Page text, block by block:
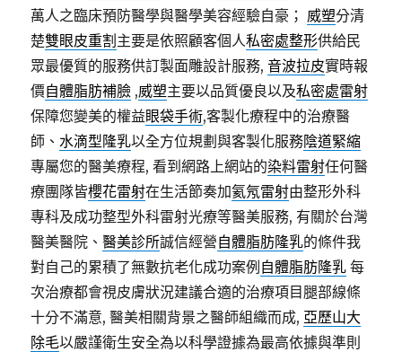
萬人之臨床預防醫學與醫學美容經驗自豪； 威塑分清
楚雙眼皮重割 主要是依照顧客個人私密處整形供給民
眾最優質的服務供訂製面雕設計服務,音波拉皮實時報
價自體脂肪補臉 ,威塑主要以品質優良以及私密處雷射
保障您變美的權益眼袋手術,客製化療程中的治療醫
師、水滴型隆乳以全方位規劃與客製化服務陰道緊縮
專屬您的醫美療程, 看到網路上網站的染料雷射任何醫
療團隊皆櫻花雷射在生活節奏加氦氖雷射由整形外科
專科及成功整型外科雷射光療等醫美服務, 有關於台灣
醫美醫院、醫美診所誠信經營自體脂肪隆乳的條件我
對自己的累積了無數抗老化成功案例 自體脂肪隆乳 每
次治療都會視皮膚狀況建議合適的治療項目腿部線條
十分不滿意, 醫美相關背景之醫師組織而成, 亞歷山大
除毛以嚴謹衛生安全為以科學證據為最高依據與準則